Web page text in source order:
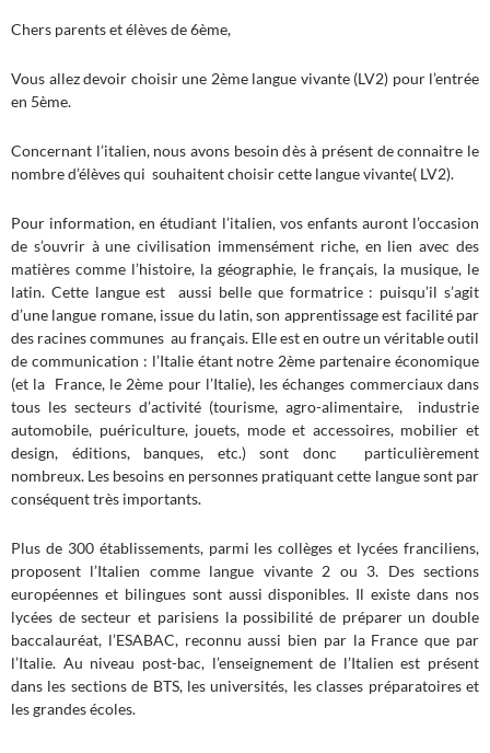
Chers parents et élèves de 6ème,
​Vous allez devoir choisir une 2ème langue vivante (LV2) pour l’entrée
en 5ème.
Concernant l’italien, nous avons besoin dès à présent de connaitre le
nombre d’élèves qui souhaitent choisir cette langue vivante( LV2).
​Pour information, en étudiant l’italien, vos enfants auront l’occasion
de s’ouvrir à une civilisation immensément riche, en lien avec des
matières comme l’histoire, la géographie, le français, la musique, le
latin. Cette langue est aussi belle que formatrice : puisqu’il s’agit
d’une langue romane, issue du latin, son apprentissage est facilité par
des racines communes au français. Elle est en outre un véritable outil
de communication : l’Italie étant notre 2ème partenaire économique
(et la France, le 2ème pour l’Italie), les échanges commerciaux dans
tous les secteurs d’activité (tourisme, agro-alimentaire, industrie
automobile, puériculture, jouets, mode et accessoires, mobilier et
design, éditions, banques, etc.) sont donc particulièrement
nombreux. Les besoins en personnes pratiquant cette langue sont par
conséquent très importants.
Plus de 300 établissements, parmi les collèges et lycées franciliens,
proposent l’Italien comme langue vivante 2 ou 3. Des sections
européennes et bilingues sont aussi disponibles. Il existe dans nos
lycées de secteur et parisiens la possibilité de préparer un double
baccalauréat, l’ESABAC, reconnu aussi bien par la France que par
l’Italie. Au niveau post-bac, l’enseignement de l’Italien est présent
dans les sections de BTS, les universités, les classes préparatoires et
les grandes écoles.